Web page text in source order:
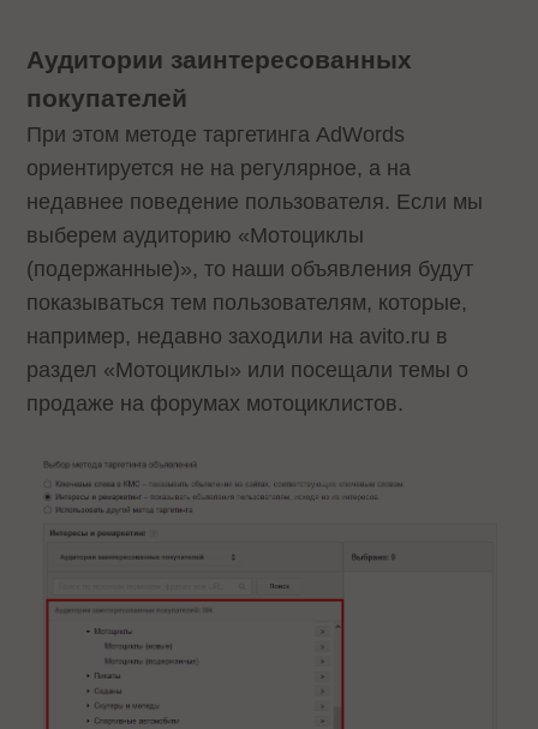
Аудитории заинтересованных
покупателей
При этом методе таргетинга AdWords
ориентируется не на регулярное, а на
недавнее поведение пользователя. Если мы
выберем аудиторию «Мотоциклы
(подержанные)», то наши объявления будут
показываться тем пользователям, которые,
например, недавно заходили на avito.ru в
раздел «Мотоциклы» или посещали темы о
продаже на форумах мотоциклистов.